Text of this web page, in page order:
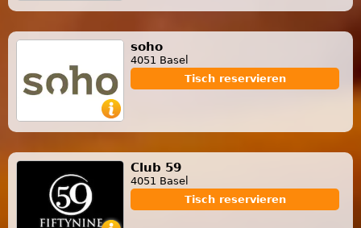
soho
4051 Basel
Tisch reservieren
Club 59
4051 Basel
Tisch reservieren